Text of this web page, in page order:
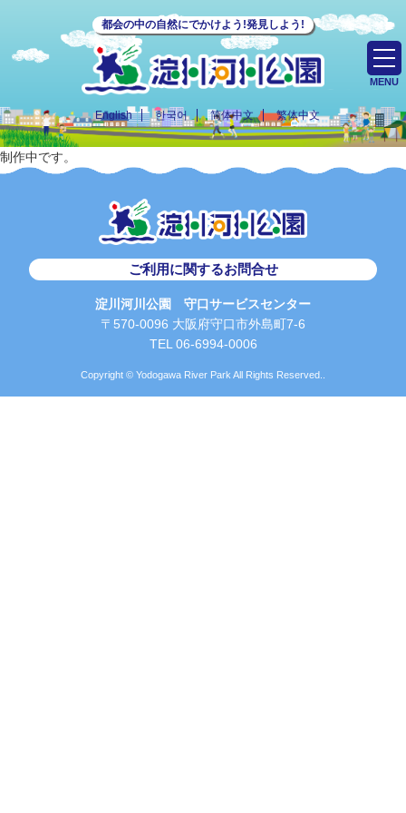
都会の中の自然にでかけよう!発見しよう!
English 한국어 简体中文 繁体中文
MENU
制作中です。
ご利用に関するお問合せ
淀川河川公園 守口サービスセンター
〒570-0096 大阪府守口市外島町7-6
TEL 06-6994-0006
Copyright © Yodogawa River Park All Rights Reserved..